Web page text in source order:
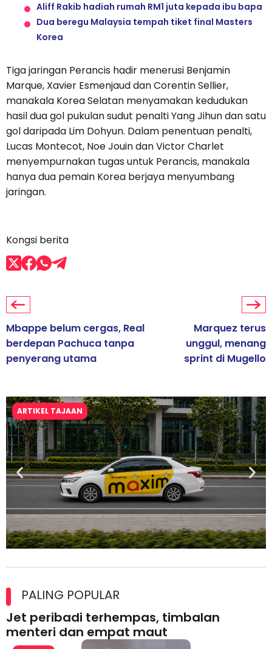
Aliff Rakib hadiah rumah RM1 juta kepada ibu bapa
Dua beregu Malaysia tempah tiket final Masters
Korea
Tiga jaringan Perancis hadir menerusi Benjamin
Marque, Xavier Esmenjaud dan Corentin Sellier,
manakala Korea Selatan menyamakan kedudukan
hasil dua gol pukulan sudut penalti Yang Jihun dan satu
gol daripada Lim Dohyun. Dalam penentuan penalti,
Lucas Montecot, Noe Jouin dan Victor Charlet
menyempurnakan tugas untuk Perancis, manakala
hanya dua pemain Korea berjaya menyumbang
jaringan.
Kongsi berita
Mbappe belum cergas, Real
berdepan Pachuca tanpa
penyerang utama
Marquez terus
unggul, menang
sprint di Mugello
ARTIKEL TAJAAN
lesen separuh pertama 2026
PALING POPULAR
Jet peribadi terhempas, timbalan
menteri dan empat maut